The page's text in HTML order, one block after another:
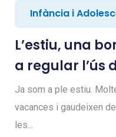
Infància i
L’estiu, una
a regular l’ús
Ja som a ple estiu.
vacances i gaudeixen
les...